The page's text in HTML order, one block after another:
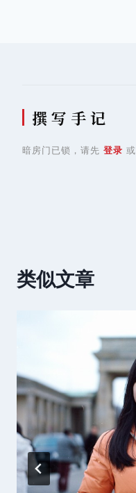
撰 写 手 记
暗房门已锁，请先 登录 或
类似文章